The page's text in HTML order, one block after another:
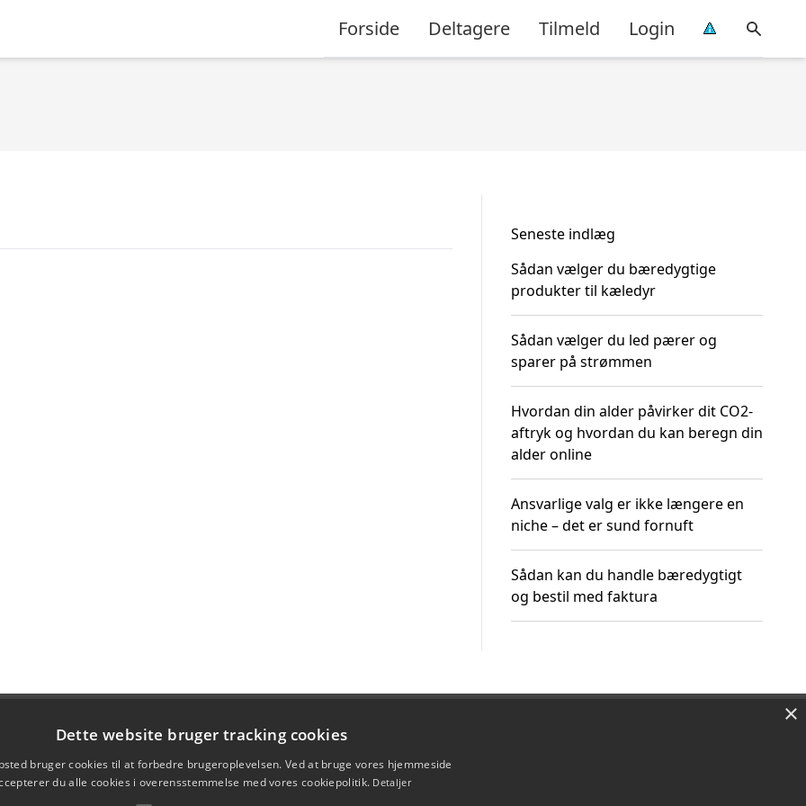
Forside Deltagere Tilmeld Login
Seneste indlæg
Sådan vælger du bæredygtige
produkter til kæledyr
Sådan vælger du led pærer og
sparer på strømmen
Hvordan din alder påvirker dit CO2-
aftryk og hvordan du kan beregn din
alder online
Ansvarlige valg er ikke længere en
niche – det er sund fornuft
Sådan kan du handle bæredygtigt
og bestil med faktura
×
Dette website bruger tracking cookies
bruger cookies til at forbedre brugeroplevelsen. Ved at bruge vores hjemmeside
du alle cookies i overensstemmelse med vores cookiepolitik. Detaljer